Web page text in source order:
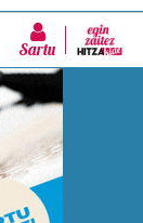
Sartu